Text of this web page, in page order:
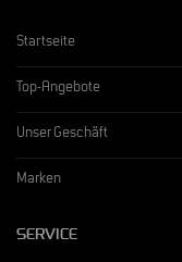
Startseite
Top-Angebote
Unser Geschäft
Marken
SERVICE